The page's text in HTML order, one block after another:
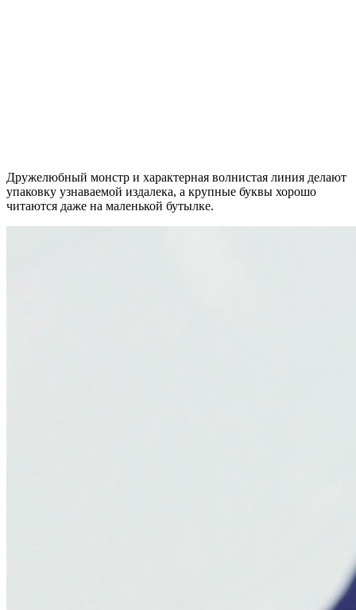
Дружелюбный монстр и характерная волнистая линия делают
упаковку узнаваемой издалека, а крупные буквы хорошо
читаются даже на маленькой бутылке.